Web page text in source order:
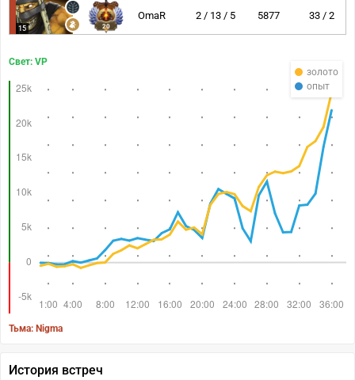
15 20
OmaR 2 / 13 / 5 5877 33 / 2
золото
опыт
Свет: VP
Тьма: Nigma
История встреч